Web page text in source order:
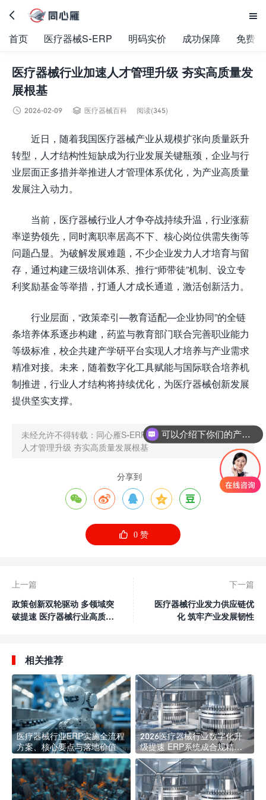
 
首页 医疗器械S-ERP 明码实价 成功保障 免费
医疗器械行业加速人才管理升级 夯实高质量发
展根基
 2026-02-09  医疗器械百科 阅读(345)
近日，随着我国医疗器械产业从规模扩张向质量跃升
转型，人才结构性短缺成为行业发展关键瓶颈，企业与行
业层面正多措并举推进人才管理体系优化，为产业高质量
发展注入动力。
当前，医疗器械行业人才争夺战持续升温，行业涨薪
率逆势领先，同时离职率居高不下、核心岗位供需失衡等
问题凸显。为破解发展难题，不少企业发力人才培育与留
存，通过构建三级培训体系、推行“师带徒”机制、设立专
利奖励基金等举措，打通人才成长通道，激活创新活力。
行业层面，“政策牵引—教育适配—企业协同”的全链
条培养体系逐步构建，药监与教育部门联合完善职业能力
等级标准，校企共建产学研平台实现人才培养与产业需求
精准对接。未来，随着数字化工具赋能与国际联合培养机
制推进，行业人才结构将持续优化，为医疗器械创新发展
提供坚实支撑。
未经允许不得转载： 同心雁S-ERP官网»医疗器械行业加速
人才管理升级 夯实高质量发展根基
分享到
    
 0赞
上一篇
政策创新双轮驱动 多领域突
破提速 医疗器械行业高质量
下一篇
医疗器械行业发力供应链优
化 筑牢产业发展韧性
相关推荐
医疗器械行业ERP实施全流程
方案、核心要点与落地价值
2026医疗器械行业数字化升
级提速 ERP系统成合规精益
管理核心标配
可以介绍下你们的产品么